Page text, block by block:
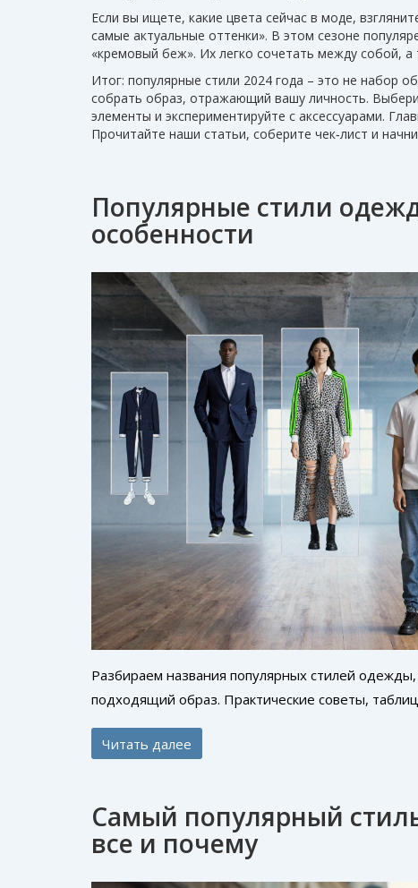
Если вы ищете, какие цвета сейчас в моде,
самые актуальные оттенки». В этом сезоне
«кремовый беж». Их легко сочетать между собой,
Итог: популярные стили 2024 года – это не набор
собрать образ, отражающий вашу личность.
элементы и экспериментируйте с аксессуарами.
Прочитайте наши статьи, соберите чек‑лист и
Популярные стили
особенности
Разбираем названия популярных стилей
подходящий образ. Практические советы,
Читать далее
Самый популярный
все и почему